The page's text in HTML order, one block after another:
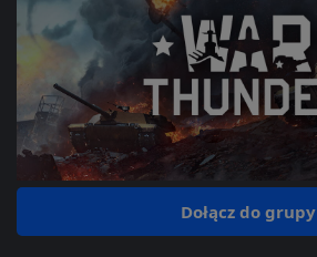
Dołącz do grupy